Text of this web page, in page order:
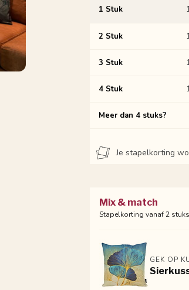
1 Stuk
2 Stuk
3 Stuk
4 Stuk
Meer dan 4 stuks?
Je stapelkorting
Mix & match
Stapelkorting vanaf 2 stuks
GEK OP